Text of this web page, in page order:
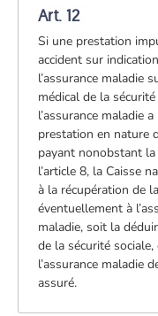
Art. 12
Si une prestation
accident sur
l’assurance maladie
médical de la
l’assurance maladie
prestation en nature
payant nonobstant
l’article 8, la Caisse
à la récupération de
éventuellement à
maladie, soit la
de la sécurité
l’assurance maladie
assuré.